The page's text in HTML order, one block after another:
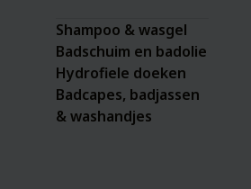
Shampoo & wasgel
Badschuim en badolie
Hydrofiele doeken
Badcapes, badjassen
& washandjes